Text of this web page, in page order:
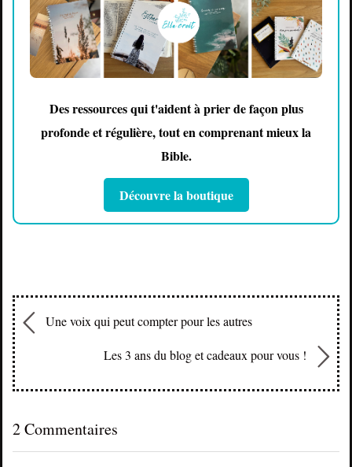
Des ressources qui t'aident à prier de façon plus
profonde et régulière, tout en comprenant mieux la
Bible.
Découvre la boutique
Une voix qui peut compter pour les autres
Les 3 ans du blog et cadeaux pour vous !
2 Commentaires